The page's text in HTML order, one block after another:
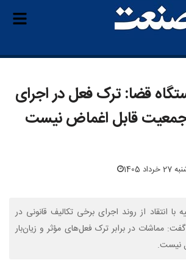
قضا: ترک فعل در اجرای
جمعیت قابل اغماض نیست
1405
با انتقاد از روند اجرای برخی تکالیف قانونی در
مماشات در برابر ترک فعل‌های مؤثر و زیان‌بار
نیست.